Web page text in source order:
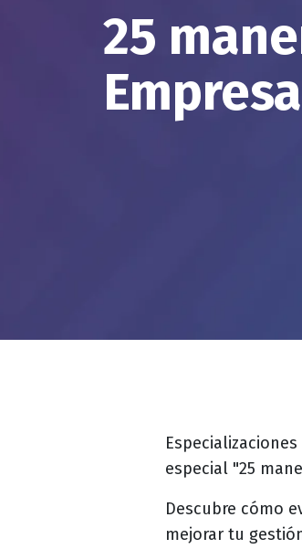
25
Empresa
Especializaciones
especial "25
Descubre cómo
mejorar tu